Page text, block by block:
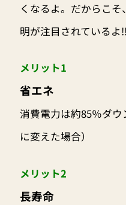
くなるよ。だからこ
明が注目されているよ!!
メリット1
省エネ
消費電力は約85％ダ
に変えた場合）
メリット2
長寿命